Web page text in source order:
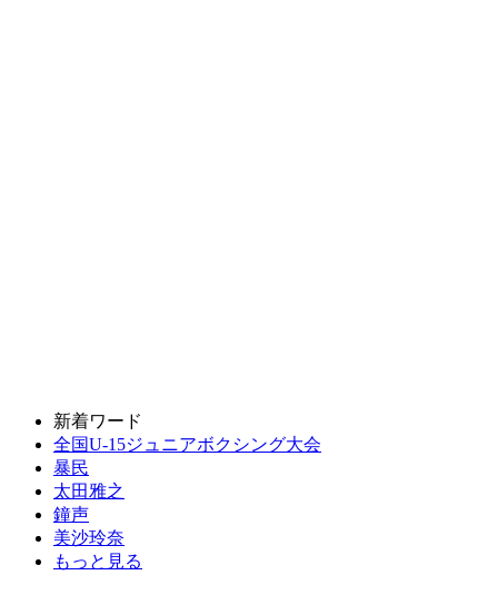
新着ワード
全国U-15ジュニアボクシング大会
暴民
太田雅之
鐘声
美沙玲奈
もっと見る